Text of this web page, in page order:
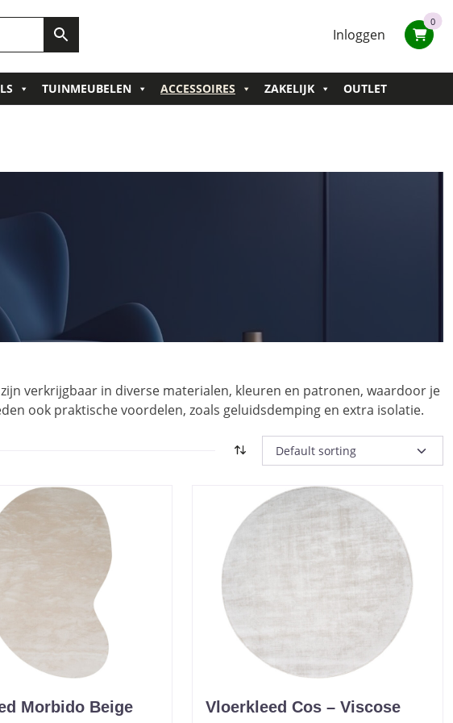
Inloggen
0
TUINMEUBELEN ACCESSOIRES ZAKELIJK OUTLET
verkrijgbaar in diverse materialen, kleuren en patronen, waardoor je
ook praktische voordelen, zoals geluidsdemping en extra isolatie.
Morbido Beige
Vloerkleed Cos – Viscose